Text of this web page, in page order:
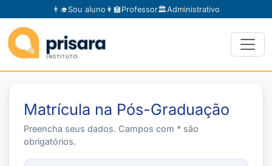
👨‍🎓Sou aluno 👩‍🏫Professor🏛️Administrativo
Matrícula na Pós-Graduação
Preencha seus dados. Campos com * são
obrigatórios.